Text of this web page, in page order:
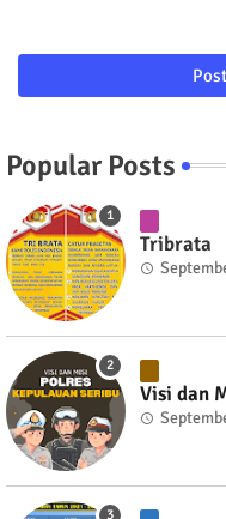
Popular Posts
Tribrata
Visi dan